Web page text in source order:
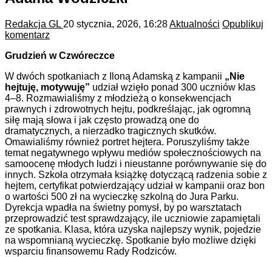
Redakcja GL 20 stycznia, 2026, 16:28Aktualności Opublikuj
komentarz
Grudzień w Czwóreczce
W dwóch spotkaniach z Iloną Adamską z kampanii „Nie
hejtuję, motywuję” udział wzięło ponad 300 uczniów klas
4–8. Rozmawialiśmy z młodzieżą o konsekwencjach
prawnych i zdrowotnych hejtu, podkreślając, jak ogromną
siłę mają słowa i jak często prowadzą one do
dramatycznych, a nierzadko tragicznych skutków.
Omawialiśmy również portret hejtera. Poruszyliśmy także
temat negatywnego wpływu mediów społecznościowych na
samoocenę młodych ludzi i nieustanne porównywanie się do
innych. Szkoła otrzymała książkę dotyczącą radzenia sobie z
hejtem, certyfikat potwierdzający udział w kampanii oraz bon
o wartości 500 zł na wycieczkę szkolną do Jura Parku.
Dyrekcja wpadła na świetny pomysł, by po warsztatach
przeprowadzić test sprawdzający, ile uczniowie zapamiętali
ze spotkania. Klasa, która uzyska najlepszy wynik, pojedzie
na wspomnianą wycieczkę. Spotkanie było możliwe dzięki
wsparciu finansowemu Rady Rodziców.